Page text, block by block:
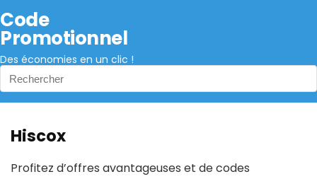
Code
Promotionnel
Des économies en un clic !
Hiscox
Profitez d’offres avantageuses et de codes